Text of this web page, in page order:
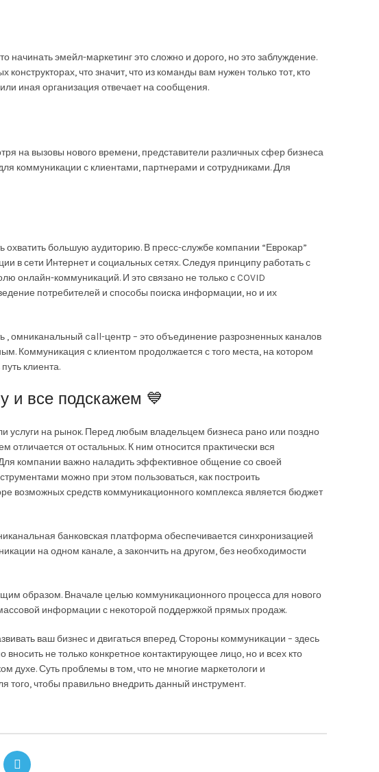
эмейл-маркетинг это сложно и дорого, но это заблуждение.
что значит, что из команды вам нужен только тот, кто
иная организация отвечает на сообщения.
на вызовы нового времени, представители различных сфер бизнеса
коммуникации с клиентами, партнерами и сотрудниками. Для
большую аудиторию. В пресс-службе компании “Еврокар”
в сети Интернет и социальных сетях. Следуя принципу работать с
онлайн-коммуникаций. И это связано не только с COVID
потребителей и способы поиска информации, но и их
, омниканальный call-центр – это объединение разрозненных каналов
Коммуникация с клиентом продолжается с того места, на котором
клиента.
и все подскажем 💙
услуги на рынок. Перед любым владельцем бизнеса рано или поздно
отличается от остальных. К ним относится практически вся
компании важно наладить эффективное общение со своей
можно при этом пользоваться, как построить
возможных средств коммуникационного комплекса является бюджет
банковская платформа обеспечивается синхронизацией
на одном канале, а закончить на другом, без необходимости
образом. Вначале целью коммуникационного процесса для нового
информации с некоторой поддержкой прямых продаж.
ваш бизнес и двигаться вперед. Стороны коммуникации – здесь
не только конкретное контактирующее лицо, но и всех кто
духе. Суть проблемы в том, что не многие маркетологи и
чтобы правильно внедрить данный инструмент.